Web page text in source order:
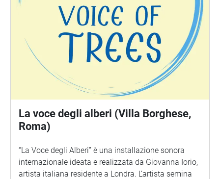
tutti, le storie invisibili si illuminano. Non c’è niente di
strano in questi piccoli miracoli. Sono “epifanie
colorate”, i piccoli racconti della luce."
La voce degli alberi (Villa Borghese,
Roma)
“La Voce degli Alberi” è una installazione sonora
internazionale ideata e realizzata da Giovanna Iorio,
artista italiana residente a Londra. L’artista semina